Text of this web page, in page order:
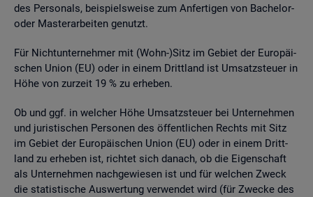
des Per­so­nals, bei­spiels­wei­se zum An­fer­ti­gen von Ba­che­lor-
oder Mas­ter­ar­bei­ten ge­nutzt.
Für Nicht­un­ter­neh­mer mit (Wohn-)Sitz im Ge­biet der Eu­ro­päi­
schen Union (EU) oder in einem Dritt­land ist Um­satz­steu­er in
Höhe von zur­zeit 19 % zu er­he­ben.
Ob und ggf. in wel­cher Höhe Um­satz­steu­er bei Un­ter­neh­men
und ju­ris­ti­schen Per­so­nen des öf­fent­li­chen Rechts mit Sitz
im Ge­biet der Eu­ro­päi­schen Union (EU) oder in einem Dritt­
land zu er­he­ben ist, rich­tet sich da­nach, ob die Ei­gen­schaft
als Un­ter­neh­men nach­ge­wie­sen ist und für wel­chen Zweck
die sta­tis­ti­sche Aus­wer­tung ver­wen­det wird (für Zwe­cke des